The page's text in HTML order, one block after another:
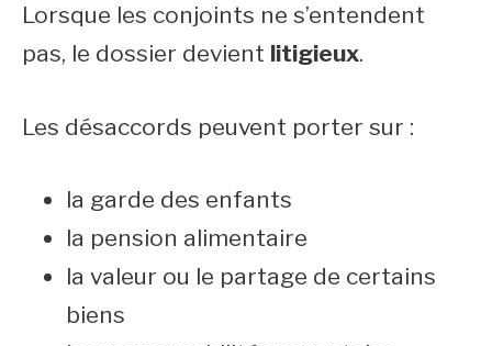
Lorsque les conjoints ne s’entendent
pas, le dossier devient litigieux.
Les désaccords peuvent porter sur :
la garde des enfants
la pension alimentaire
la valeur ou le partage de certains
biens